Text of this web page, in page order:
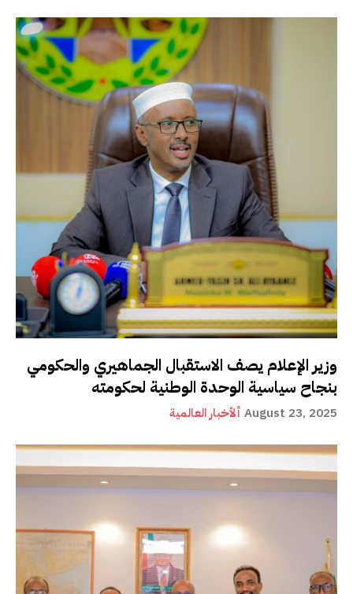
وزير الإعلام يصف الاستقبال الجماهيري والحكومي
بنجاح سياسية الوحدة الوطنية لحكومته
ألأخبار العالمية August 23, 2025